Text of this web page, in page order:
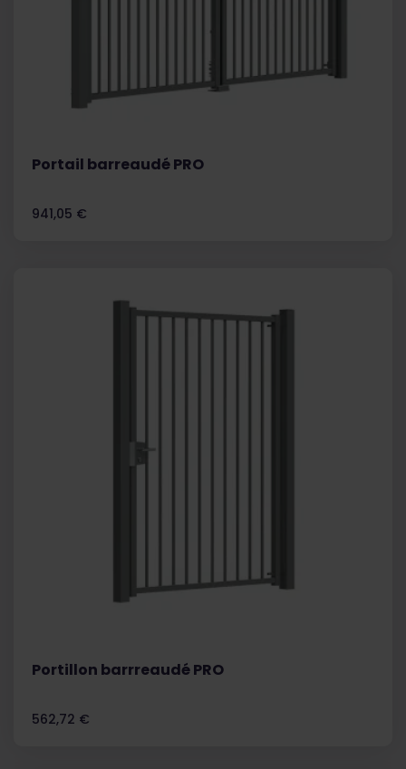
Portail barreaudé PRO
Prix
941,05 €
Portillon barrreaudé PRO
Prix
562,72 €